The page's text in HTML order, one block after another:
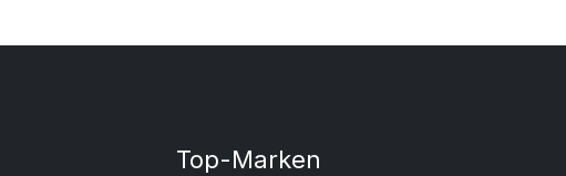
Top-Marken